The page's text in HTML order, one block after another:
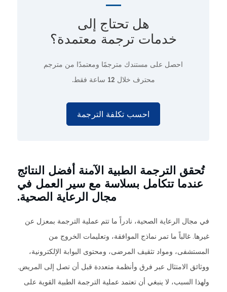
هل تحتاج إلى
خدمات ترجمة معتمدة؟
احصل على مستندك مترجمًا ومعتمدًا من مترجم
محترف خلال 12 ساعة فقط.
احسب تكلفة الترجمة
تُحقق الترجمة الطبية الآمنة أفضل النتائج
عندما تتكامل بسلاسة مع سير العمل في
مجال الرعاية الصحية.
في مجال الرعاية الصحية، نادراً ما تتم عملية الترجمة بمعزل عن
غيرها. غالباً ما تمر نماذج الموافقة، وتعليمات الخروج من
المستشفى، ومواد تثقيف المرضى، ومحتوى البوابة الإلكترونية،
ووثائق الامتثال عبر فرق وأنظمة متعددة قبل أن تصل إلى المريض.
ولهذا السبب، لا ينبغي أن تعتمد عملية الترجمة الطبية القوية على